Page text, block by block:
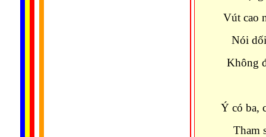
Vút cao
Nói
Không
Ý có ba,
Tham